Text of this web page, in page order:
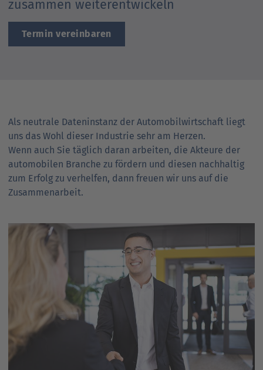
to
parent
zusammen weiterentwickeln
Termin vereinbaren
Als neutrale Daten­instanz der Automobil­wirtschaft liegt
uns das Wohl dieser Industrie sehr am Herzen.
Wenn auch Sie täglich daran arbeiten, die Akteure der
auto­mobilen Branche zu fördern und diesen nach­haltig
zum Erfolg zu verhelfen, dann freuen wir uns auf die
Zusammen­arbeit.